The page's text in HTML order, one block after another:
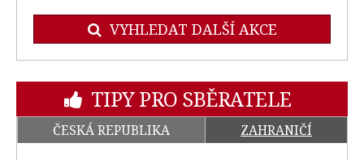
VYHLEDAT DALŠÍ AKCE
TIPY PRO SBĚRATELE
ČESKÁ REPUBLIKA ZAHRANIČÍ